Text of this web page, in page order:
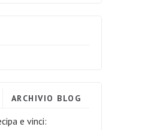
ARCHIVIO BLOG
e vinci: